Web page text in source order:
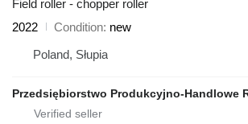
Field roller - chopper roller
2022
Condition new
Poland, Słupia